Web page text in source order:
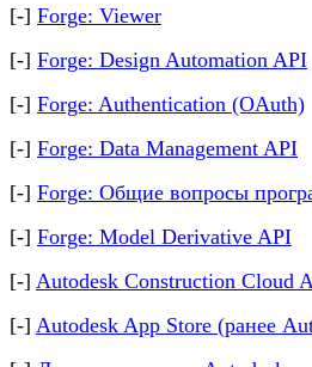
[-] Forge: Viewer
[-] Forge: Design Automation API
[-] Forge: Authentication (OAuth)
[-] Forge: Data Management API
[-] Forge: Общие вопросы
[-] Forge: Model Derivative API
[-] Autodesk Construction Cloud
[-] Autodesk App Store (ранее